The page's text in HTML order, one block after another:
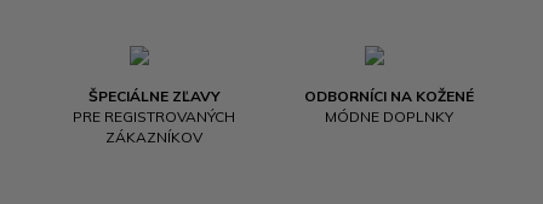
ŠPECIÁLNE ZĽAVY
PRE REGISTROVANÝCH
ZÁKAZNÍKOV
ODBORNÍCI NA KOŽENÉ
MÓDNE DOPLNKY